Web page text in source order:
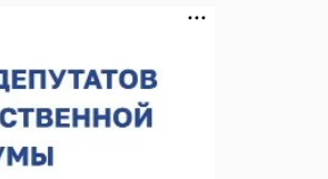
отметили 70-летие Дня